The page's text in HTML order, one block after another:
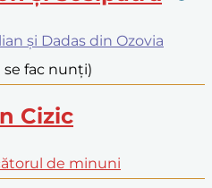
și Dadas din Ozovia
se fac nunți)
Cizic
de minuni